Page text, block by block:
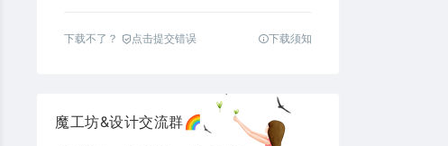
下载不了？ 点击提交错误 下载须知
魔工坊&设计交流群🌈